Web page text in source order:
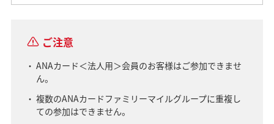
ご注意
ANAカード＜法人用＞会員のお客様はご参加できませ
ん。
複数のANAカードファミリーマイルグループに重複し
ての参加はできません。